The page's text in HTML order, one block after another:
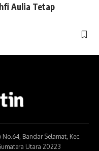
Aulia Tetap
Bandar Selamat, Kec.
Utara 20223